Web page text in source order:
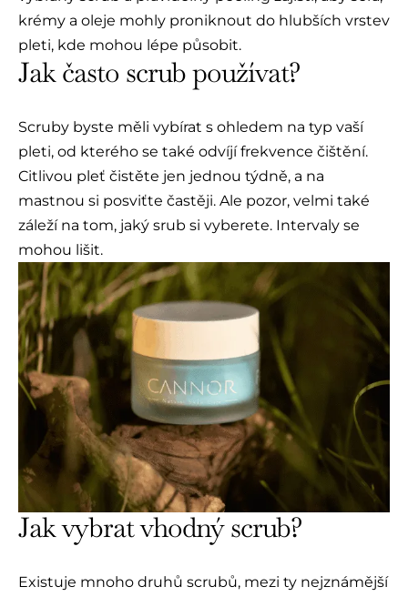
krémy a oleje mohly proniknout do hlubších vrstev
pleti, kde mohou lépe působit.
Jak často scrub používat?
Scruby byste měli vybírat s ohledem na typ vaší
pleti, od kterého se také odvíjí frekvence čištění.
Citlivou pleť čistěte jen jednou týdně, a na
mastnou si posviťte častěji. Ale pozor, velmi také
záleží na tom, jaký srub si vyberete. Intervaly se
mohou lišit.
Jak vybrat vhodný scrub?
Existuje mnoho druhů scrubů, mezi ty nejznámější